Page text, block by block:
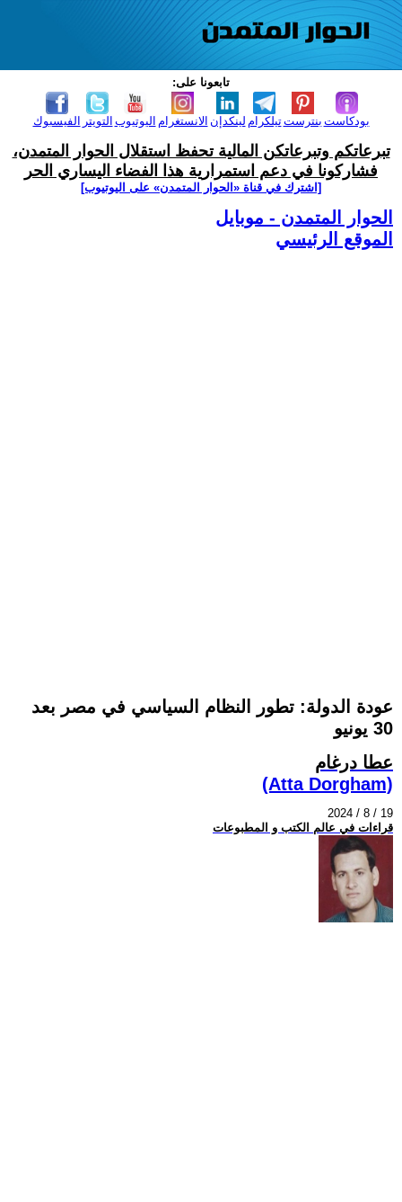
تابعونا على:
الفيسبوك التويتر اليوتيوب الانستغرام لينكدإن تيلكرامبنترست بودكاست
تبرعاتكم وتبرعاتكن المالية تحفظ استقلال الحوار المتمدن،
فشاركونا في دعم استمرارية هذا الفضاء اليساري الحر
[اشترك في قناة ‫«الحوار المتمدن» على اليوتيوب]
الحوار المتمدن - موبايل
الموقع الرئيسي
عودة الدولة: تطور النظام السياسي في مصر بعد
30 يونيو
عطا درغام
(Atta Dorgham)
2024 / 8 / 19
قراءات في عالم الكتب و المطبوعات